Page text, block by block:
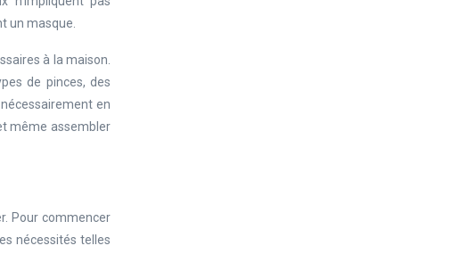
un masque.
à la maison.
de pinces, des
en
même assembler
Pour commencer
nécessités telles